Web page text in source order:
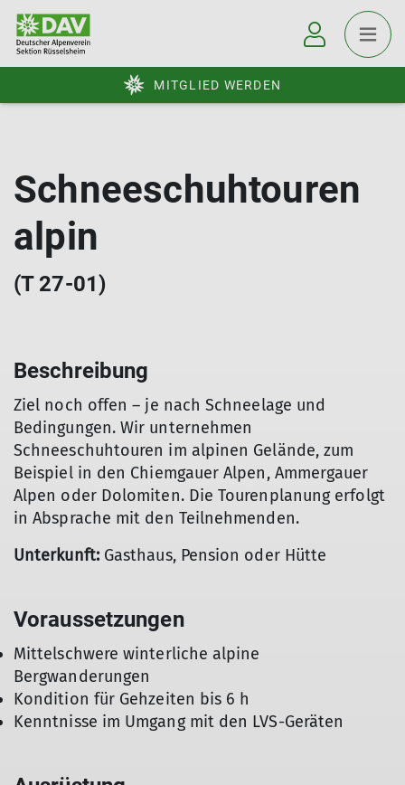
MITGLIED WERDEN
Schneeschuhtouren
alpin
(T 27-01)
Beschreibung
Ziel noch offen – je nach Schneelage und
Bedingungen. Wir unternehmen
Schneeschuhtouren im alpinen Gelände, zum
Beispiel in den Chiemgauer Alpen, Ammergauer
Alpen oder Dolomiten. Die Tourenplanung erfolgt
in Absprache mit den Teilnehmenden.
Unterkunft:Gasthaus, Pension oder Hütte
Voraussetzungen
Mittelschwere winterliche alpine
Bergwanderungen
Kondition für Gehzeiten bis 6 h
Kenntnisse im Umgang mit den LVS-Geräten